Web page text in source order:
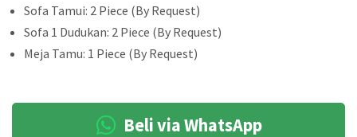
Sofa Tamui: 2 Piece (By Request)
Sofa 1 Dudukan: 2 Piece (By Request)
Meja Tamu: 1 Piece (By Request)
Beli via WhatsApp